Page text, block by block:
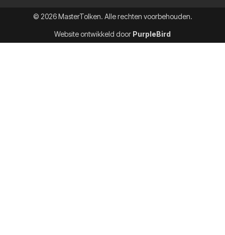
© 2026 MasterTolken. Alle rechten voorbehouden.
Website ontwikkeld door PurpleBird